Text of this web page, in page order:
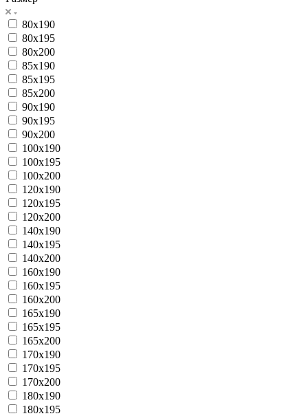
80x190
80x195
80x200
85x190
85x195
85x200
90x190
90x195
90x200
100x190
100x195
100x200
120x190
120x195
120x200
140x190
140x195
140x200
160x190
160x195
160x200
165x190
165x195
165x200
170x190
170x195
170x200
180x190
180x195